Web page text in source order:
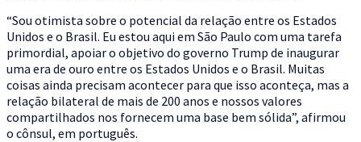
“Sou otimista sobre o potencial da relação entre os Estados
Unidos e o Brasil. Eu estou aqui em São Paulo com uma tarefa
primordial, apoiar o objetivo do governo Trump de inaugurar
uma era de ouro entre os Estados Unidos e o Brasil. Muitas
coisas ainda precisam acontecer para que isso aconteça, mas a
relação bilateral de mais de 200 anos e nossos valores
compartilhados nos fornecem uma base bem sólida”, afirmou
o cônsul, em português.